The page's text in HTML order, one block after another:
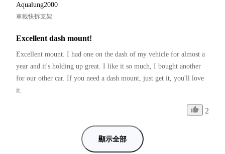
Aqualung2000
車載快拆支架
Excellent dash mount!
Excellent mount. I had one on the dash of my vehicle for almost a
year and it's holding up great. I like it so much, I bought another
for our other car. If you need a dash mount, just get it, you'll love
it.
2
顯示全部